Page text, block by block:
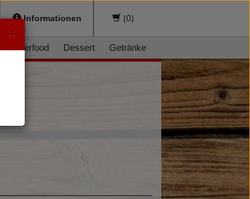
×
Informationen (0)
Fingerfood Dessert Getränke